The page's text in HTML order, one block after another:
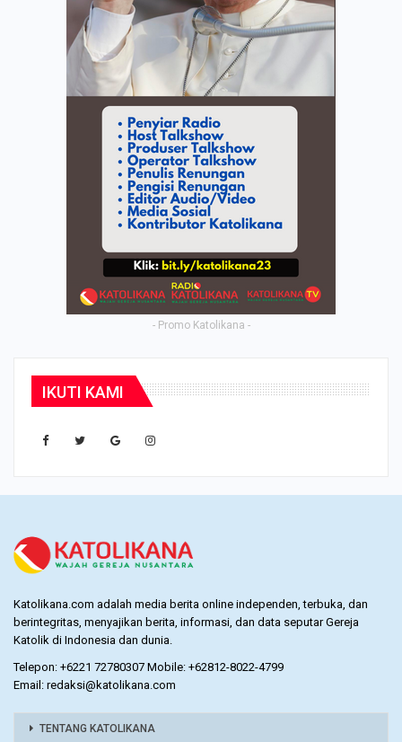
- Promo Katolikana -
IKUTI KAMI
Katolikana.com adalah media berita online independen, terbuka, dan
berintegritas, menyajikan berita, informasi, dan data seputar Gereja
Katolik di Indonesia dan dunia.
Telepon: +6221 72780307 Mobile: +62812-8022-4799
Email: redaksi@katolikana.com
TENTANG KATOLIKANA